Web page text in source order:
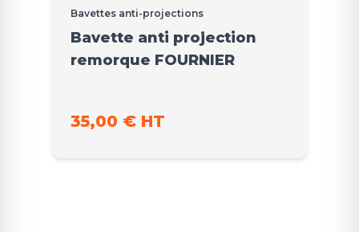
Bavettes anti-projections
Bavette anti projection
remorque FOURNIER
35,00 € HT